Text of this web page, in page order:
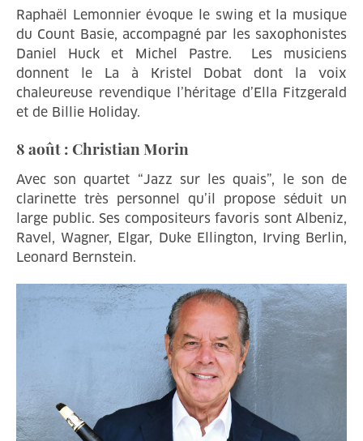
Raphaël Lemonnier évoque le swing et la musique
du Count Basie, accompagné par les saxophonistes
Daniel Huck et Michel Pastre. Les musiciens
donnent le La à Kristel Dobat dont la voix
chaleureuse revendique l’héritage d’Ella Fitzgerald
et de Billie Holiday.
8 août : Christian Morin
Avec son quartet “Jazz sur les quais”, le son de
clarinette très personnel qu’il propose séduit un
large public. Ses compositeurs favoris sont Albeniz,
Ravel, Wagner, Elgar, Duke Ellington, Irving Berlin,
Leonard Bernstein.